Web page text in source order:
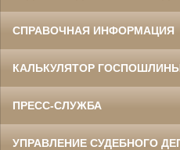
СПРАВОЧНАЯ ИНФОРМАЦИЯ
КАЛЬКУЛЯТОР
ПРЕСС-СЛУЖБА
УПРАВЛЕНИЕ СУДЕБНОГО